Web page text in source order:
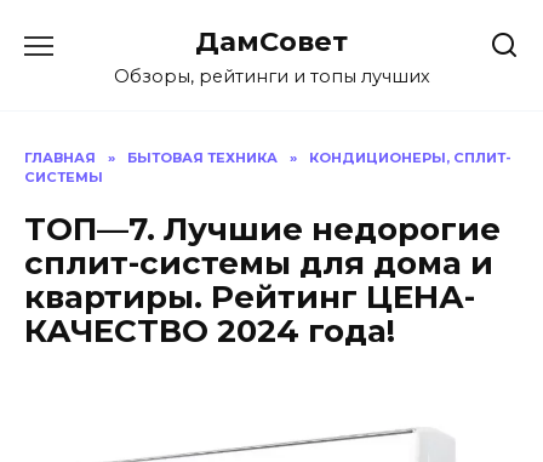
содержанию
ДамСовет
Обзоры, рейтинги и топы лучших
ГЛАВНАЯ » БЫТОВАЯ ТЕХНИКА »
КОНДИЦИОНЕРЫ, СПЛИТ-
СИСТЕМЫ
ТОП—7. Лучшие недорогие
сплит-системы для дома и
квартиры. Рейтинг ЦЕНА-
КАЧЕСТВО 2024 года!